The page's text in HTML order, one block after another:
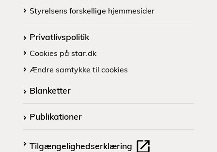
Styrelsens forskellige hjemmesider
Privatlivspolitik
Cookies på star.dk
Ændre samtykke til cookies
Blanketter
Publikationer
Tilgængelighedserklæring